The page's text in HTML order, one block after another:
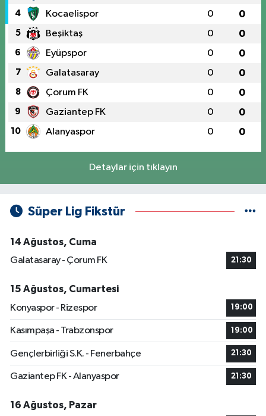
4 Kocaelispor 0 0
5 Beşiktaş 0 0
6 Eyüpspor 0 0
7 Galatasaray 0 0
8 Çorum FK 0 0
9 Gaziantep FK 0 0
10 Alanyaspor 0 0
Detaylar için tıklayın
Süper Lig Fikstür
14 Ağustos, Cuma
Galatasaray - Çorum FK
21:30
15 Ağustos, Cumartesi
Konyaspor - Rizespor
19:00
Kasımpaşa - Trabzonspor 19:00
Gençlerbirliği S.K. - Fenerbahçe 21:30
Gaziantep FK - Alanyaspor 21:30
16 Ağustos, Pazar